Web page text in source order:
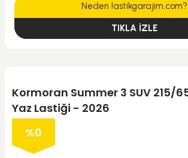
Neden lastikgarajim.com?
TIKLA İZLE
Kormoran Summer 3 SUV 215/
Yaz Lastiği - 2026
%0